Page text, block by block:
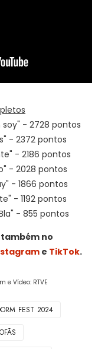
soy" - 2728 pontos
- 2372 pontos
- 2186 pontos
- 2028 pontos
- 1866 pontos
- 1192 pontos
- 855 pontos
no
e TikTok.
e Vídeo: RTVE
FEST 2024